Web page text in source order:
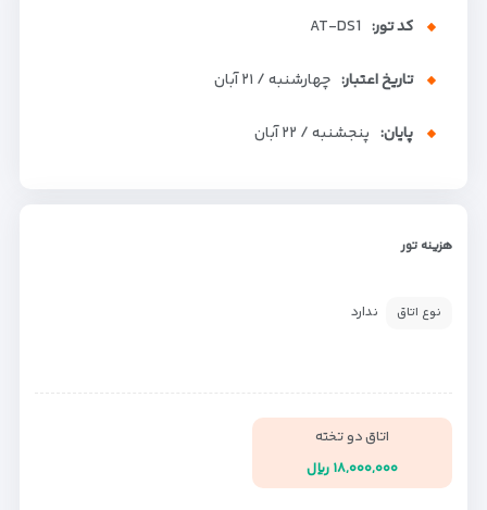
کد تور: AT-DS1
تاریخ اعتبار: چهارشنبه / ۲۱ آبان
پایان: پنجشنبه / ۲۲ آبان
هزینه تور
نوع اتاق ندارد
اتاق دو تخته
۱۸,۰۰۰,۰۰۰ ریال